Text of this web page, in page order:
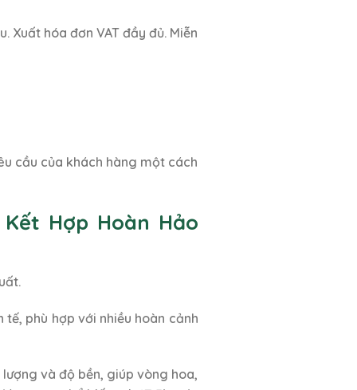
Xuất hóa đơn VAT đầy đủ. Miễn
cầu của khách hàng một cách
Hợp Hoàn Hảo
phù hợp với nhiều hoàn cảnh
và độ bền, giúp vòng hoa,